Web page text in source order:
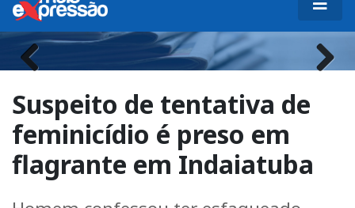
Previous Next
Suspeito de tentativa de
feminicídio é preso em
flagrante em Indaiatuba